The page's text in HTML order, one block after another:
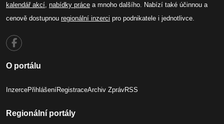
kalendář akcí nabídky práce a mnoho dalšího. Nabízí také účinnou a
cenově dostupnou regionální inzerci pro podnikatele i jednotlivce.
O portálu
InzercePřihlášeníRegistraceArchiv ZprávRSS
Regionální portály